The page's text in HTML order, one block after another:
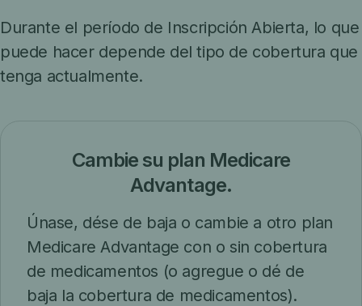
Durante el período de Inscripción Abierta, lo que
puede hacer depende del tipo de cobertura que
tenga actualmente.
Cambie su plan Medicare
Advantage.
Únase, dése de baja o cambie a otro plan
Medicare Advantage con o sin cobertura
de medicamentos (o agregue o dé de
baja la cobertura de medicamentos).